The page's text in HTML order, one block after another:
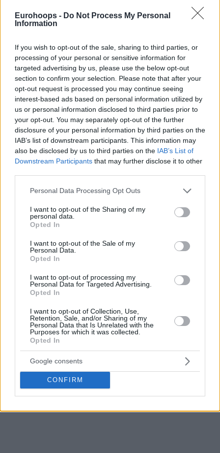
Eurohoops - Do Not Process My Personal
Information
If you wish to opt-out of the sale, sharing to third parties, or
processing of your personal or sensitive information for
targeted advertising by us, please use the below opt-out
section to confirm your selection. Please note that after your
opt-out request is processed you may continue seeing
interest-based ads based on personal information utilized by
us or personal information disclosed to third parties prior to
your opt-out. You may separately opt-out of the further
disclosure of your personal information by third parties on the
IAB’s list of downstream participants. This information may
also be disclosed by us to third parties on the IAB’s List of
Downstream Participants that may further disclose it to other
Please note that this website/app uses one or more Google
not limited to your visit or usage behaviour. You may click to
grant or deny consent to Google and its third-party tags to
use your data for below specified purposes in below Google
consent section.
Personal Data Processing Opt Outs
I want to opt-out of the Sharing of my
personal data.
Opted In
I want to opt-out of the Sale of my
Personal Data.
Opted In
I want to opt-out of processing my
Personal Data for Targeted Advertising.
Opted In
I want to opt-out of Collection, Use,
Retention, Sale, and/or Sharing of my
Personal Data that Is Unrelated with the
Purposes for which it was collected.
Opted In
Google consents
CONFIRM
Wesley Johnson, compañero de equipo de Rice, estuvo en
Eurohoops se encontró con Johnson en el OAKA, quien no
olvida el momento en el que Harden le dejó sentado, y
admitió que el movimiento de Tyrese le recordó a aquel
momento: “(Risas) Sí… Por la manera en que lo hizo, se da
un aire. En realidad, fue como un crossover. Por lo que sí,
¡definitivamente se parece!”